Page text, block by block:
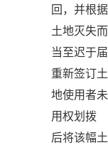
回，并根
土地灭失
当至迟于
重新签订
地使用者
用权划拨
后将该幅